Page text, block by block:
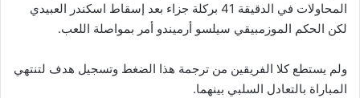
المحاولات في الدقيقة 41 بركلة جزاء بعد إسقاط اسكندر العبيدي
لكن الحكم الموزمبيقي سيلسو أرميندو أمر بمواصلة اللعب.
ولم يستطع كلا الفريقين من ترجمة هذا الضغط وتسجيل هدف لتنتهي
المباراة بالتعادل السلبي بينهما.